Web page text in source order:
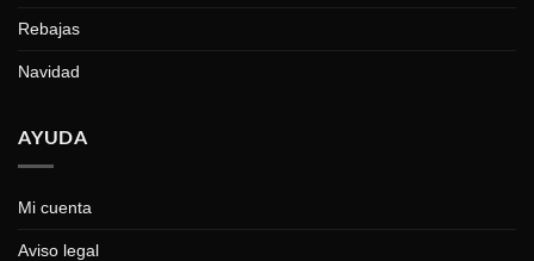
Rebajas
Navidad
AYUDA
Mi cuenta
Aviso legal